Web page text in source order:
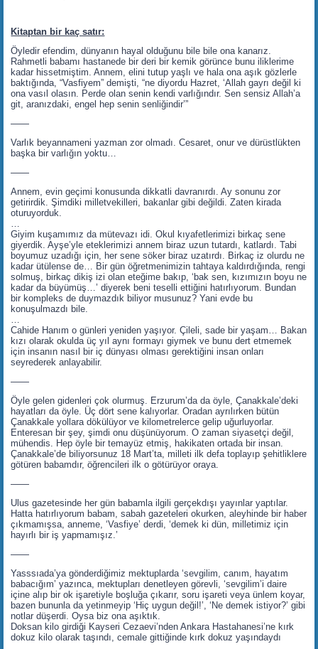
Kitaptan bir kaç satır:
Öyledir efendim, dünyanın hayal olduğunu bile bile ona kanarız.
Rahmetli babamı hastanede bir deri bir kemik görünce bunu iliklerime
kadar hissetmiştim. Annem, elini tutup yaşlı ve hala ona aşık gözlerle
baktığında, “Vasfiyem” demişti, “ne diyordu Hazret, ‘Allah gayrı değil ki
ona vasıl olasın. Perde olan senin kendi varlığındır. Sen sensiz Allah’a
git, aranızdaki, engel hep senin senliğindir’”
——
Varlık beyannameni yazman zor olmadı. Cesaret, onur ve dürüstlükten
başka bir varlığın yoktu…
——
Annem, evin geçimi konusunda dikkatli davranırdı. Ay sonunu zor
getirirdik. Şimdiki milletvekilleri, bakanlar gibi değildi. Zaten kirada
oturuyorduk.
…
Giyim kuşamımız da mütevazı idi. Okul kıyafetlerimizi birkaç sene
giyerdik. Ayşe’yle eteklerimizi annem biraz uzun tutardı, katlardı. Tabi
boyumuz uzadığı için, her sene söker biraz uzatırdı. Birkaç iz olurdu ne
kadar ütülense de… Bir gün öğretmenimizin tahtaya kaldırdığında, rengi
solmuş, birkaç dikiş izi olan eteğime bakıp, ‘bak sen, kızımızın boyu ne
kadar da büyümüş…’ diyerek beni teselli ettiğini hatırlıyorum. Bundan
bir kompleks de duymazdık biliyor musunuz? Yani evde bu
konuşulmazdı bile.
…
Cahide Hanım o günleri yeniden yaşıyor. Çileli, sade bir yaşam… Bakan
kızı olarak okulda üç yıl aynı formayı giymek ve bunu dert etmemek
için insanın nasıl bir iç dünyası olması gerektiğini insan onları
seyrederek anlayabilir.
——
Öyle gelen gidenleri çok olurmuş. Erzurum’da da öyle, Çanakkale’deki
hayatları da öyle. Üç dört sene kalıyorlar. Oradan ayrılırken bütün
Çanakkale yollara dökülüyor ve kilometrelerce gelip uğurluyorlar.
Enteresan bir şey, şimdi onu düşünüyorum. O zaman siyasetçi değil,
mühendis. Hep öyle bir temayüz etmiş, hakikaten ortada bir insan.
Çanakkale’de biliyorsunuz 18 Mart’ta, milleti ilk defa toplayıp şehitliklere
götüren babamdır, öğrencileri ilk o götürüyor oraya.
——
Ulus gazetesinde her gün babamla ilgili gerçekdışı yayınlar yaptılar.
Hatta hatırlıyorum babam, sabah gazeteleri okurken, aleyhinde bir haber
çıkmamışsa, anneme, ‘Vasfiye’ derdi, ‘demek ki dün, milletimiz için
hayırlı bir iş yapmamışız.’
——
Yasssıada’ya gönderdiğimiz mektuplarda ‘sevgilim, canım, hayatım
babacığım’ yazınca, mektupları denetleyen görevli, ‘sevgilim’i daire
içine alıp bir ok işaretiyle boşluğa çıkarır, soru işareti veya ünlem koyar,
bazen bununla da yetinmeyip ‘Hiç uygun değil!’, ‘Ne demek istiyor?’ gibi
notlar düşerdi. Oysa biz ona aşıktık.
Doksan kilo girdiği Kayseri Cezaevi’nden Ankara Hastahanesi’ne kırk
dokuz kilo olarak taşındı, cemale gittiğinde kırk dokuz yaşındaydı